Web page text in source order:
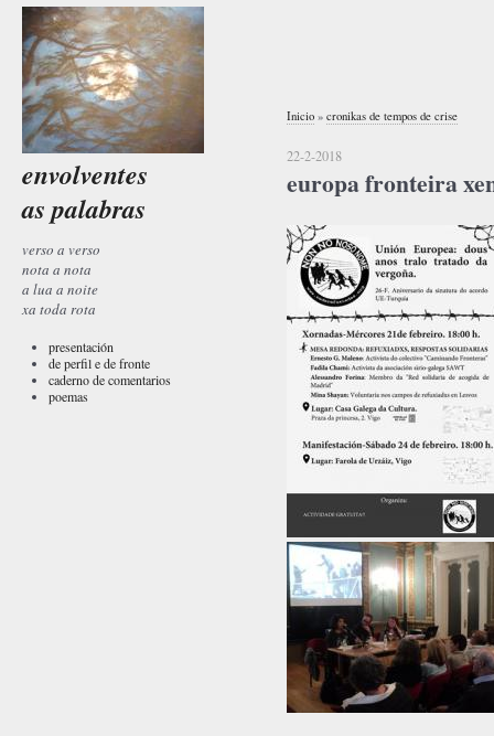
envolventes
as palabras
verso a verso
nota a nota
a lua a noite
xa toda rota
presentación
de perfil e de fronte
caderno de comentarios
poemas
Inicio » cronikas de tempos de crise
22-2-2018
europa fronteira